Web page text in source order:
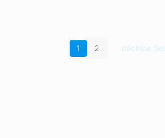
1 2 nächste